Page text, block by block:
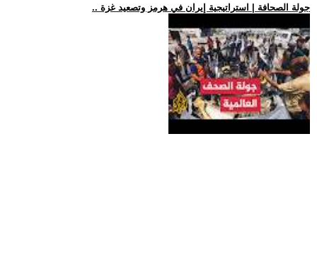
.. جولة الصحافة | استراتيجية إيران في هرمز وتصعيد غزة